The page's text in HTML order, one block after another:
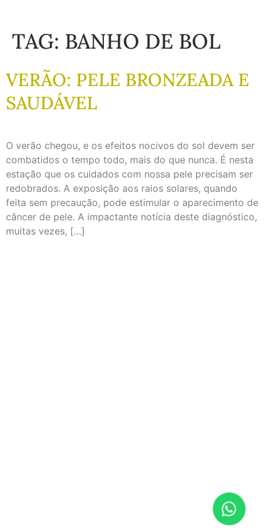
TAG: BANHO DE BOL
VERÃO: PELE BRONZEADA E
SAUDÁVEL
O verão chegou, e os efeitos nocivos do sol devem ser
combatidos o tempo todo, mais do que nunca. É nesta
estação que os cuidados com nossa pele precisam ser
redobrados. A exposição aos raios solares, quando
feita sem precaução, pode estimular o aparecimento de
câncer de pele. A impactante notícia deste diagnóstico,
muitas vezes, […]